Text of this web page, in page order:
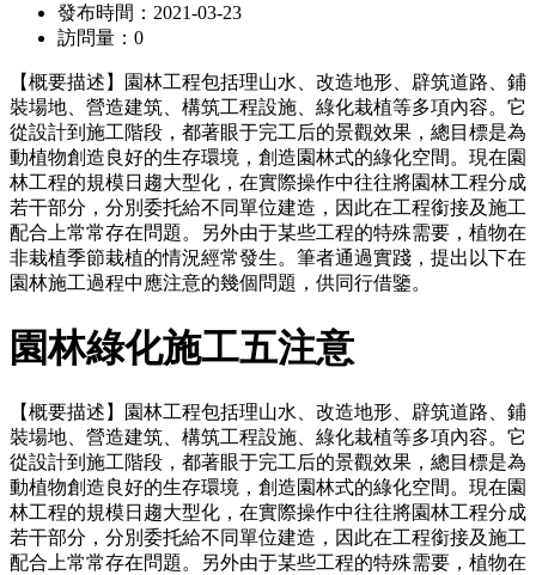
發布時間： 2021-03-23
訪問量： 0
【概要描述】
園林工程包括理山水、改造地形、辟筑道路、鋪
裝場地、營造建筑、構筑工程設施、綠化栽植等多項內容。它
從設計到施工階段，都著眼于完工后的景觀效果，總目標是為
動植物創造良好的生存環境，創造園林式的綠化空間。現在園
林工程的規模日趨大型化，在實際操作中往往將園林工程分成
若干部分，分別委托給不同單位建造，因此在工程銜接及施工
配合上常常存在問題。另外由于某些工程的特殊需要，植物在
非栽植季節栽植的情況經常發生。筆者通過實踐，提出以下在
園林施工過程中應注意的幾個問題，供同行借鑒。
園林綠化施工五注意
【概要描述】
園林工程包括理山水、改造地形、辟筑道路、鋪
裝場地、營造建筑、構筑工程設施、綠化栽植等多項內容。它
從設計到施工階段，都著眼于完工后的景觀效果，總目標是為
動植物創造良好的生存環境，創造園林式的綠化空間。現在園
林工程的規模日趨大型化，在實際操作中往往將園林工程分成
若干部分，分別委托給不同單位建造，因此在工程銜接及施工
配合上常常存在問題。另外由于某些工程的特殊需要，植物在